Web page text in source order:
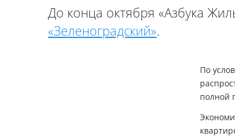
До конца октября «Азбука
«Зеленоградский».
По
полной